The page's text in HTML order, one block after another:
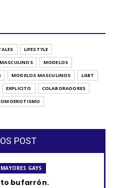
LIFESTYLE
MODELOS
MODELOS MASCULINOS
LGBT
EXPLICITO
COLABORADORES
POST
GAYS
bufarrón.